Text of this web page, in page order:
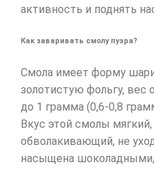
активность и поднять
Как заваривать смолу пуэра?
Смола имеет форму
золотистую фольгу, вес
до 1 грамма (0,6-0,8
Вкус этой смолы
обволакивающий, не
насыщена